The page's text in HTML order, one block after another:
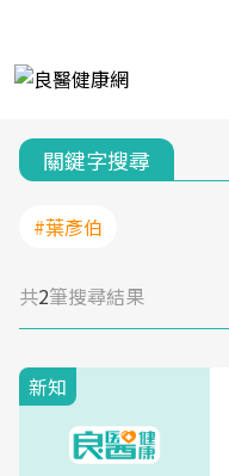
關鍵字搜尋
#葉彥伯
共2筆搜尋結果
新知